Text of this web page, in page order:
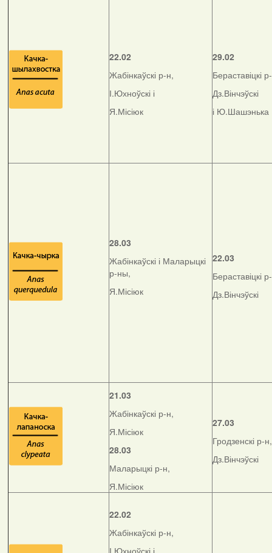
22.02
Жабінкаўскі р-н,
І.Юхноўскі і
Я.Місіюк
29.02
Бераставіцкі
Дз.Вінчэўскі
і Ю.Шашэнька
28.03
Жабінкаўскі і Маларыцкі
р-ны,
Я.Місіюк
22.03
Бераставіцкі
Дз.Вінчэўскі
21.03
Жабінкаўскі р-н,
Я.Місіюк
28.03
Маларыцкі р-н,
Я.Місіюк
27.03
Гродзенскі р-н,
Дз.Вінчэўскі
22.02
Жабінкаўскі р-н,
І.Юхноўскі і